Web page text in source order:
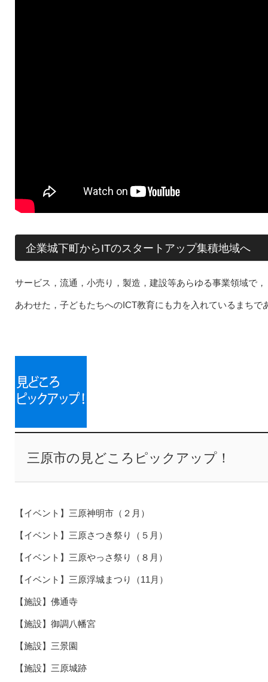
企業城下町からITのスタートアップ集積地域へ
サービス，流通，小売り，製造，建設等あらゆる事業領域で
あわせた，子どもたちへのICT教育にも力を入れているまちで
三原市の見どころピックアップ！
【イベント】三原神明市（２月）
【イベント】三原さつき祭り（５月）
【イベント】三原やっさ祭り（８月）
【イベント】三原浮城まつり（11月）
【施設】佛通寺
【施設】御調八幡宮
【施設】三景園
【施設】三原城跡